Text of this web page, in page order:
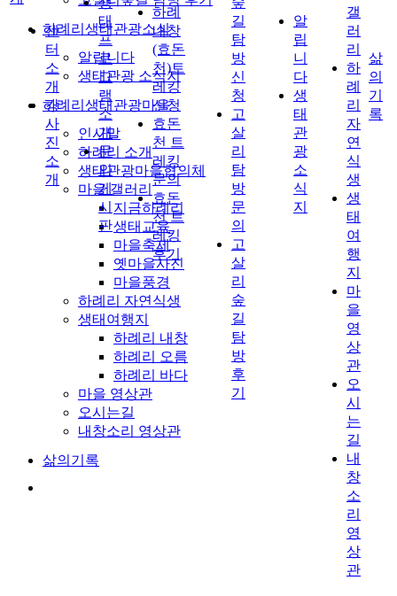
하례리생태관광소식
알립니다
생태관광 소식지
하례리생태관광마을
인사말
하례리 소개
생태관광마을협의체
마을 갤러리
지금하례리
생태교육
마을축제
옛마을사진
마을풍경
하례리 자연식생
생태여행지
하례리 내창
하례리 오름
하례리 바다
마을 영상관
오시는길
내창소리 영상관
삶의기록
센
터
소
개
강
사
진
소
개
태
프
로
그
램
소
개
문
의
게
시
판
하례
내창
(효돈
천)트
레킹
신청
효돈
천 트
레킹
문의
효돈
천 트
레킹
후기
길
탐
방
신
청
고
살
리
탐
방
문
의
고
살
리
숲
길
탐
방
후
기
알
립
니
다
생
태
관
광
소
식
지
갤
러
리
하
례
리
자
연
식
생
생
태
여
행
지
마
을
영
상
관
오
시
는
길
내
창
소
리
영
상
관
삶
의
기
록